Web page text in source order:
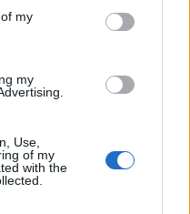
my
my
Use,
of my
with the